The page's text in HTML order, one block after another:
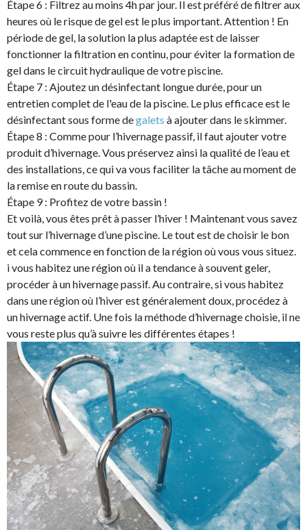
Étape 6 : Filtrez au moins 4h par jour. Il est préféré de filtrer aux
heures où le risque de gel est le plus important. Attention ! En
période de gel, la solution la plus adaptée est de laisser
fonctionner la filtration en continu, pour éviter la formation de
gel dans le circuit hydraulique de votre piscine.
Étape 7 : Ajoutez un désinfectant longue durée, pour un
entretien complet de l'eau de la piscine. Le plus efficace est le
désinfectant sous forme degalets à ajouter dans le skimmer.
Étape 8 : Comme pour l’hivernage passif, il faut ajouter votre
produit d’hivernage. Vous préservez ainsi la qualité de l’eau et
des installations, ce qui va vous faciliter la tâche au moment de
la remise en route du bassin.
Étape 9 : Profitez de votre bassin !
Et voilà, vous êtes prêt à passer l’hiver ! Maintenant vous savez
tout sur l’hivernage d’une piscine. Le tout est de choisir le bon
et cela commence en fonction de la région où vous vous situez.
i vous habitez une région où il a tendance à souvent geler,
procéder à un hivernage passif. Au contraire, si vous habitez
dans une région où l’hiver est généralement doux, procédez à
un hivernage actif. Une fois la méthode d’hivernage choisie, il ne
vous reste plus qu’à suivre les différentes étapes !